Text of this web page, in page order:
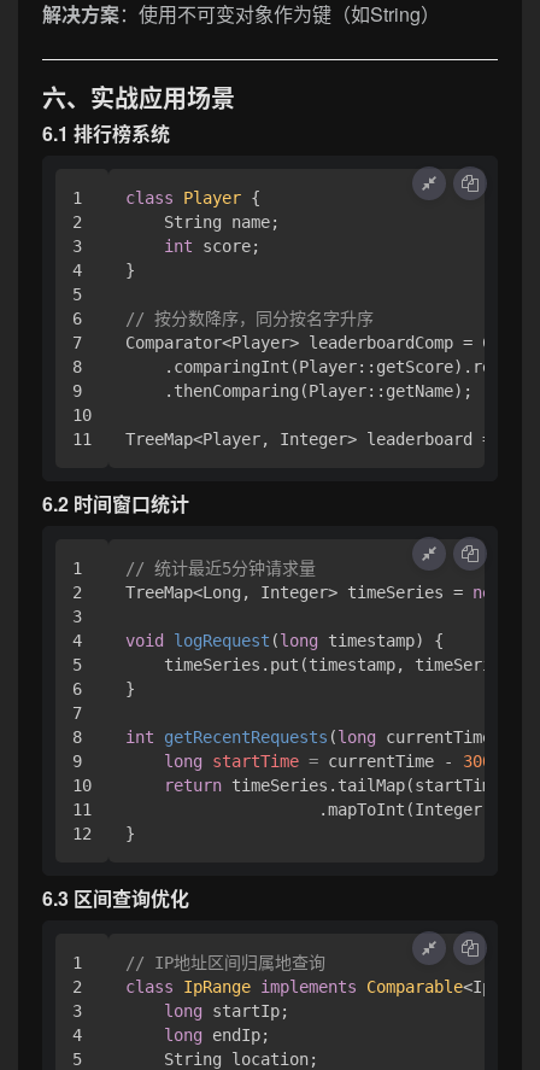
解决方案：使用不可变对象作为键（如String）
六、实战应用场景
6.1 排行榜系统
1
2
3
4
5
6
7
8
9
10
class Player {
    String name;
int score;
}
// 按分数降序，同分按名字升序
Comparator<Player> leaderboardComp =
    .thenComparing(Player::getName);
TreeMap<Player, Integer> leaderboard =
6.2 时间窗口统计
1
2
3
4
5
6
7
8
9
10
11
// 统计最近5分钟请求量
TreeMap<Long, Integer> timeSeries = new
void logRequest (long timestamp)
{
timeSeries.put(timestamp,
}
int getRecentRequests (long currentTime)
long
startTime = currentTime - 300_000
return
6.3 区间查询优化
1
2
3
4
5
// IP地址区间归属地查询
class
IpRange implements Comparable
long startIp;
long endIp;
    String location;